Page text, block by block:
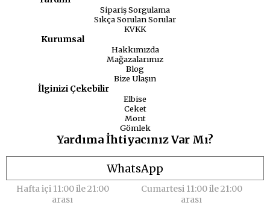
Sipariş Sorgulama
Sıkça Sorulan Sorular
KVKK
Kurumsal
Hakkımızda
Mağazalarımız
Blog
Bize Ulaşın
İlginizi Çekebilir
Elbise
Ceket
Mont
Gömlek
Yardıma İhtiyacınız Var Mı?
WhatsApp
Hafta içi 11:00 ile 21:00
arası
Cumartesi 11:00 ile 21:00
arası